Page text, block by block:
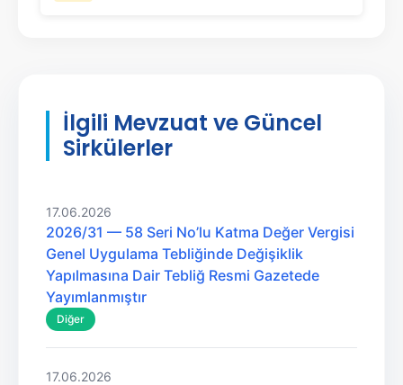
İlgili Mevzuat ve Güncel
Sirkülerler
17.06.2026
2026/31 — 58 Seri No’lu Katma Değer Vergisi
Genel Uygulama Tebliğinde Değişiklik
Yapılmasına Dair Tebliğ Resmi Gazetede
Yayımlanmıştır
Diğer
17.06.2026